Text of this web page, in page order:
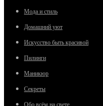
Мода и стиль
Домашний уют
Искусство быть красивой
Пилинги
Маникюр
Секреты
Обо всём на свете